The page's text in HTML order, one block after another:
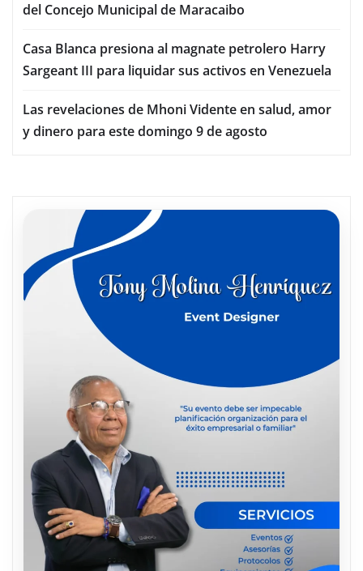
del Concejo Municipal de Maracaibo
Casa Blanca presiona al magnate petrolero Harry
Sargeant III para liquidar sus activos en Venezuela
Las revelaciones de Mhoni Vidente en salud, amor
y dinero para este domingo 9 de agosto